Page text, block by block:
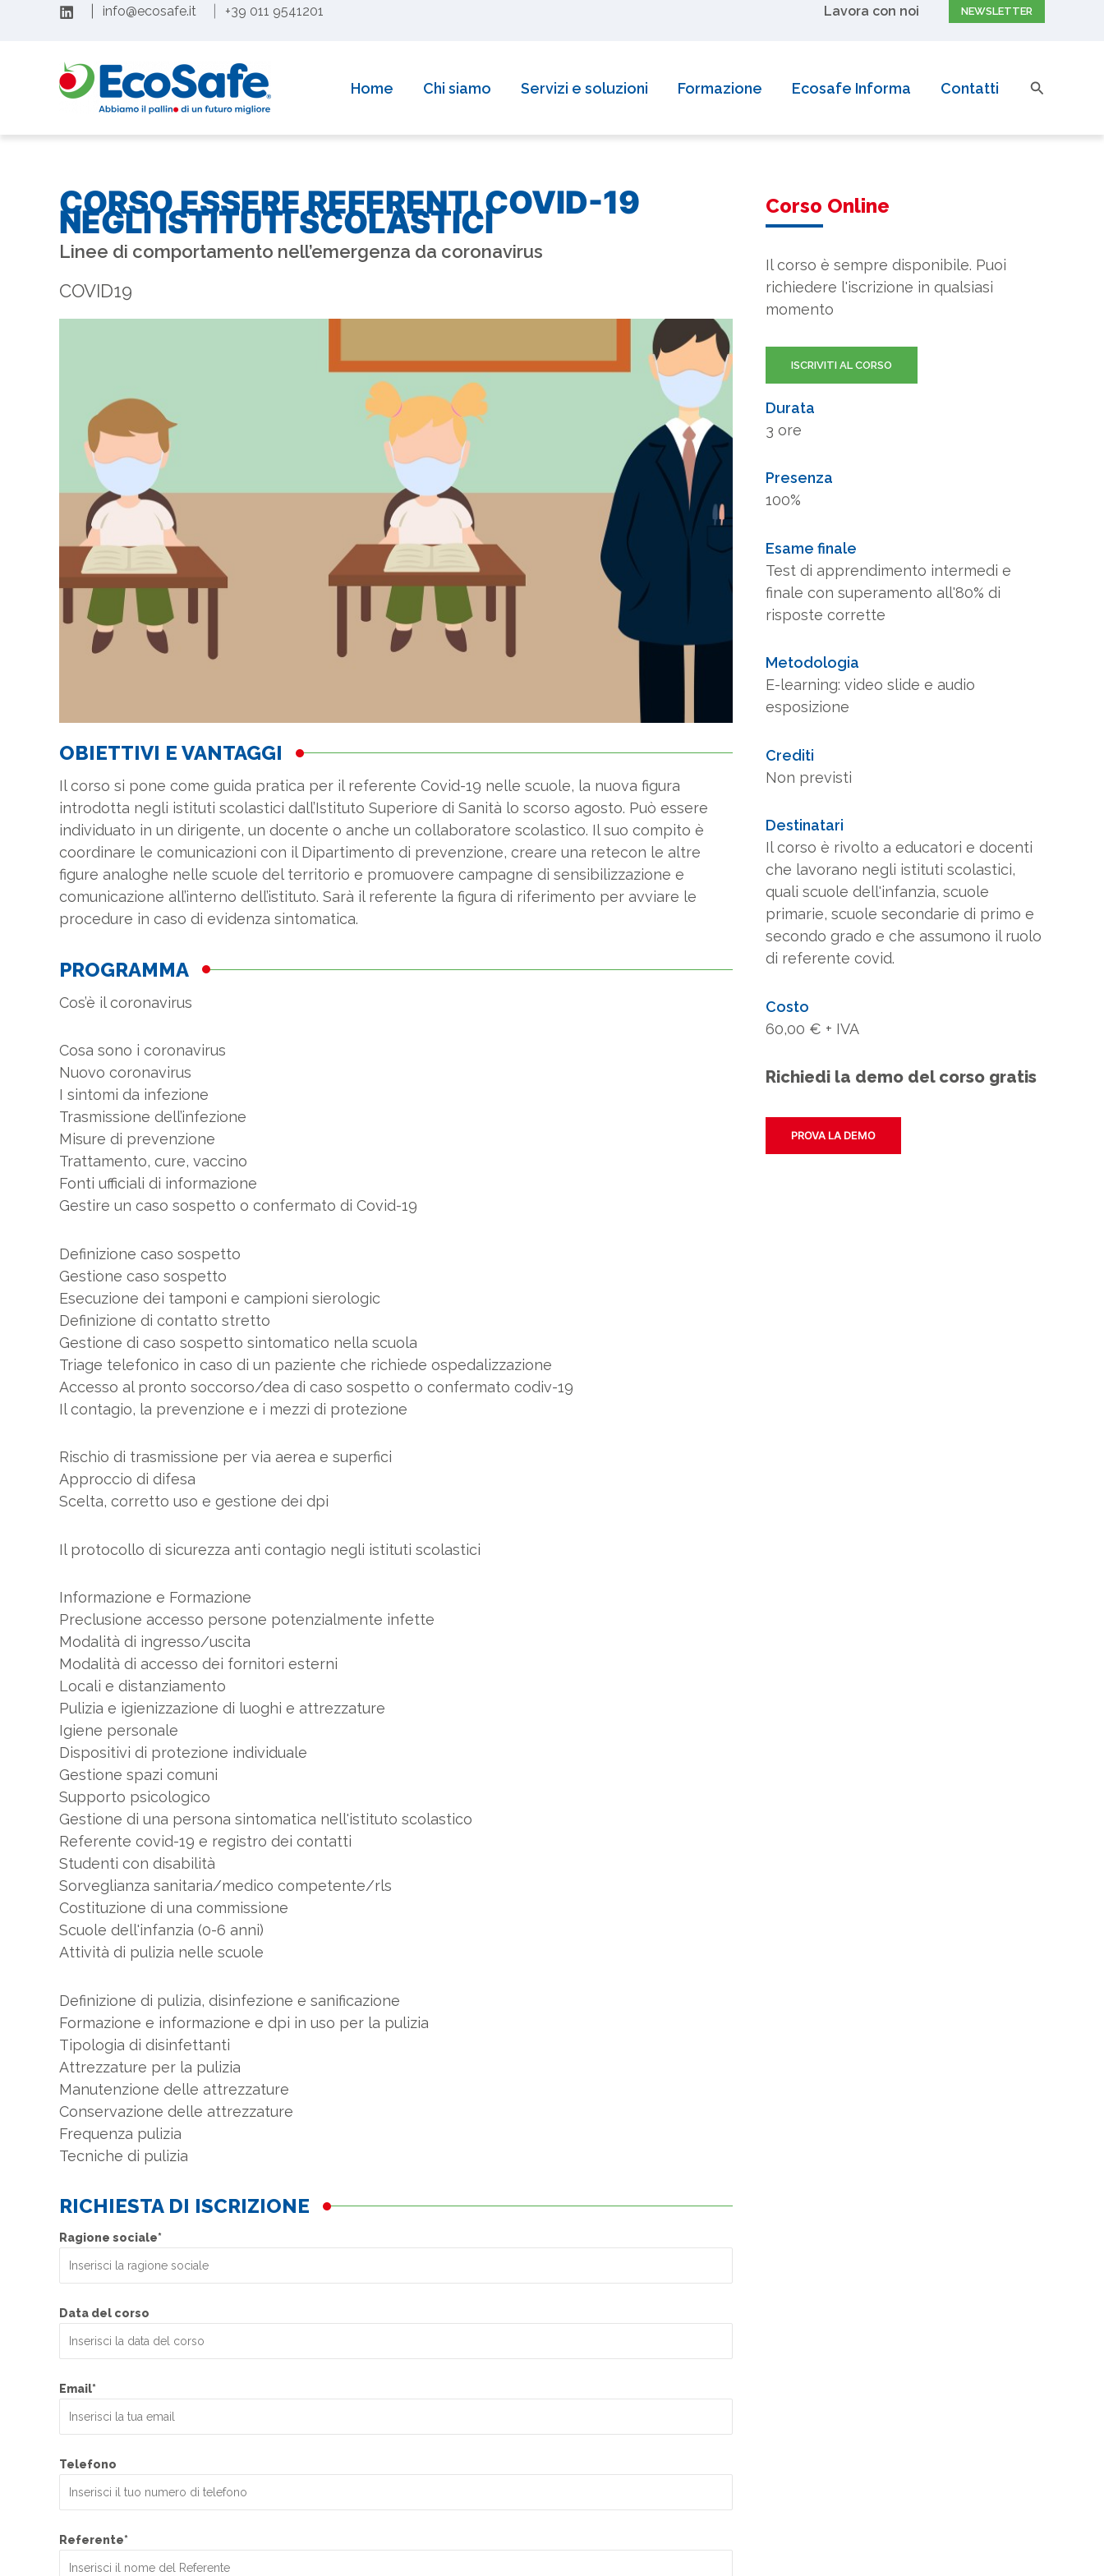
info@ecosafe.it +39 011 9541201 Lavora con noi NEWSLETTER
Home Chi siamo Servizi e soluzioni Formazione Ecosafe Informa Contatti Cerca
CORSO ESSERE REFERENTI COVID-19
NEGLI ISTITUTI SCOLASTICI
Linee di comportamento nell’emergenza da coronavirus
COVID19
OBIETTIVI E VANTAGGI
Il corso si pone come guida pratica per il referente Covid-19 nelle scuole, la nuova figura
introdotta negli istituti scolastici dall’Istituto Superiore di Sanità lo scorso agosto. Può essere
individuato in un dirigente, un docente o anche un collaboratore scolastico. Il suo compito è
coordinare le comunicazioni con il Dipartimento di prevenzione, creare una retecon le altre
figure analoghe nelle scuole del territorio e promuovere campagne di sensibilizzazione e
comunicazione all’interno dell’istituto. Sarà il referente la figura di riferimento per avviare le
procedure in caso di evidenza sintomatica.
PROGRAMMA
Cos’è il coronavirus
Cosa sono i coronavirus
Nuovo coronavirus
I sintomi da infezione
Trasmissione dell’infezione
Misure di prevenzione
Trattamento, cure, vaccino
Fonti ufficiali di informazione
Gestire un caso sospetto o confermato di Covid-19
Definizione caso sospetto
Gestione caso sospetto
Esecuzione dei tamponi e campioni sierologic
Definizione di contatto stretto
Gestione di caso sospetto sintomatico nella scuola
Triage telefonico in caso di un paziente che richiede ospedalizzazione
Accesso al pronto soccorso/dea di caso sospetto o confermato codiv-19
Il contagio, la prevenzione e i mezzi di protezione
Rischio di trasmissione per via aerea e superfici
Approccio di difesa
Scelta, corretto uso e gestione dei dpi
Il protocollo di sicurezza anti contagio negli istituti scolastici
Informazione e Formazione
Preclusione accesso persone potenzialmente infette
Modalità di ingresso/uscita
Modalità di accesso dei fornitori esterni
Locali e distanziamento
Pulizia e igienizzazione di luoghi e attrezzature
Igiene personale
Dispositivi di protezione individuale
Gestione spazi comuni
Supporto psicologico
Gestione di una persona sintomatica nell'istituto scolastico
Referente covid-19 e registro dei contatti
Studenti con disabilità
Sorveglianza sanitaria/medico competente/rls
Costituzione di una commissione
Scuole dell'infanzia (0-6 anni)
Attività di pulizia nelle scuole
Definizione di pulizia, disinfezione e sanificazione
Formazione e informazione e dpi in uso per la pulizia
Tipologia di disinfettanti
Attrezzature per la pulizia
Manutenzione delle attrezzature
Conservazione delle attrezzature
Frequenza pulizia
Tecniche di pulizia
RICHIESTA DI ISCRIZIONE
Ragione sociale*
Data del corso
Email*
Telefono
Referente*
Corso Online
Il corso è sempre disponibile. Puoi
richiedere l'iscrizione in qualsiasi
momento
ISCRIVITI AL CORSO
Durata
3 ore
Presenza
100%
Esame finale
Test di apprendimento intermedi e
finale con superamento all'80% di
risposte corrette
Metodologia
E-learning: video slide e audio
esposizione
Crediti
Non previsti
Destinatari
Il corso è rivolto a educatori e docenti
che lavorano negli istituti scolastici,
quali scuole dell'infanzia, scuole
primarie, scuole secondarie di primo e
secondo grado e che assumono il ruolo
di referente covid.
Costo
60,00 € + IVA
Richiedi la demo del corso gratis
PROVA LA DEMO